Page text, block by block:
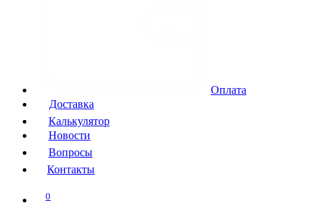
Оплата
Доставка
Калькулятор
Новости
Вопросы
Контакты
0